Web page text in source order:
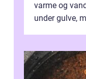
varme og
under gulve,